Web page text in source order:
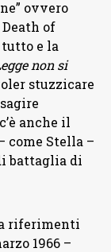
ovvero
of
e la
non si
stuzzicare
anche il
come Stella –
battaglia di
riferimenti
1966 –